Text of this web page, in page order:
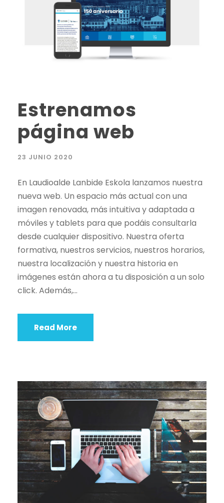
Estrenamos
página web
23 JUNIO 2020
En Laudioalde Lanbide Eskola lanzamos nuestra
nueva web. Un espacio más actual con una
imagen renovada, más intuitiva y adaptada a
móviles y tablets para que podáis consultarla
desde cualquier dispositivo. Nuestra oferta
formativa, nuestros servicios, nuestros horarios,
nuestra localización y nuestra historia en
imágenes están ahora a tu disposición a un solo
click. Además,...
Read More